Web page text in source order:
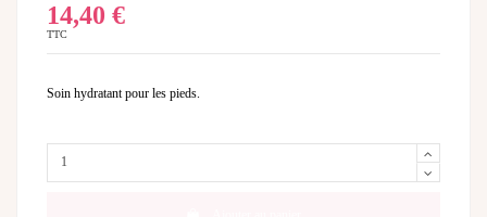
14,40 €
TTC
Soin hydratant pour les pieds.